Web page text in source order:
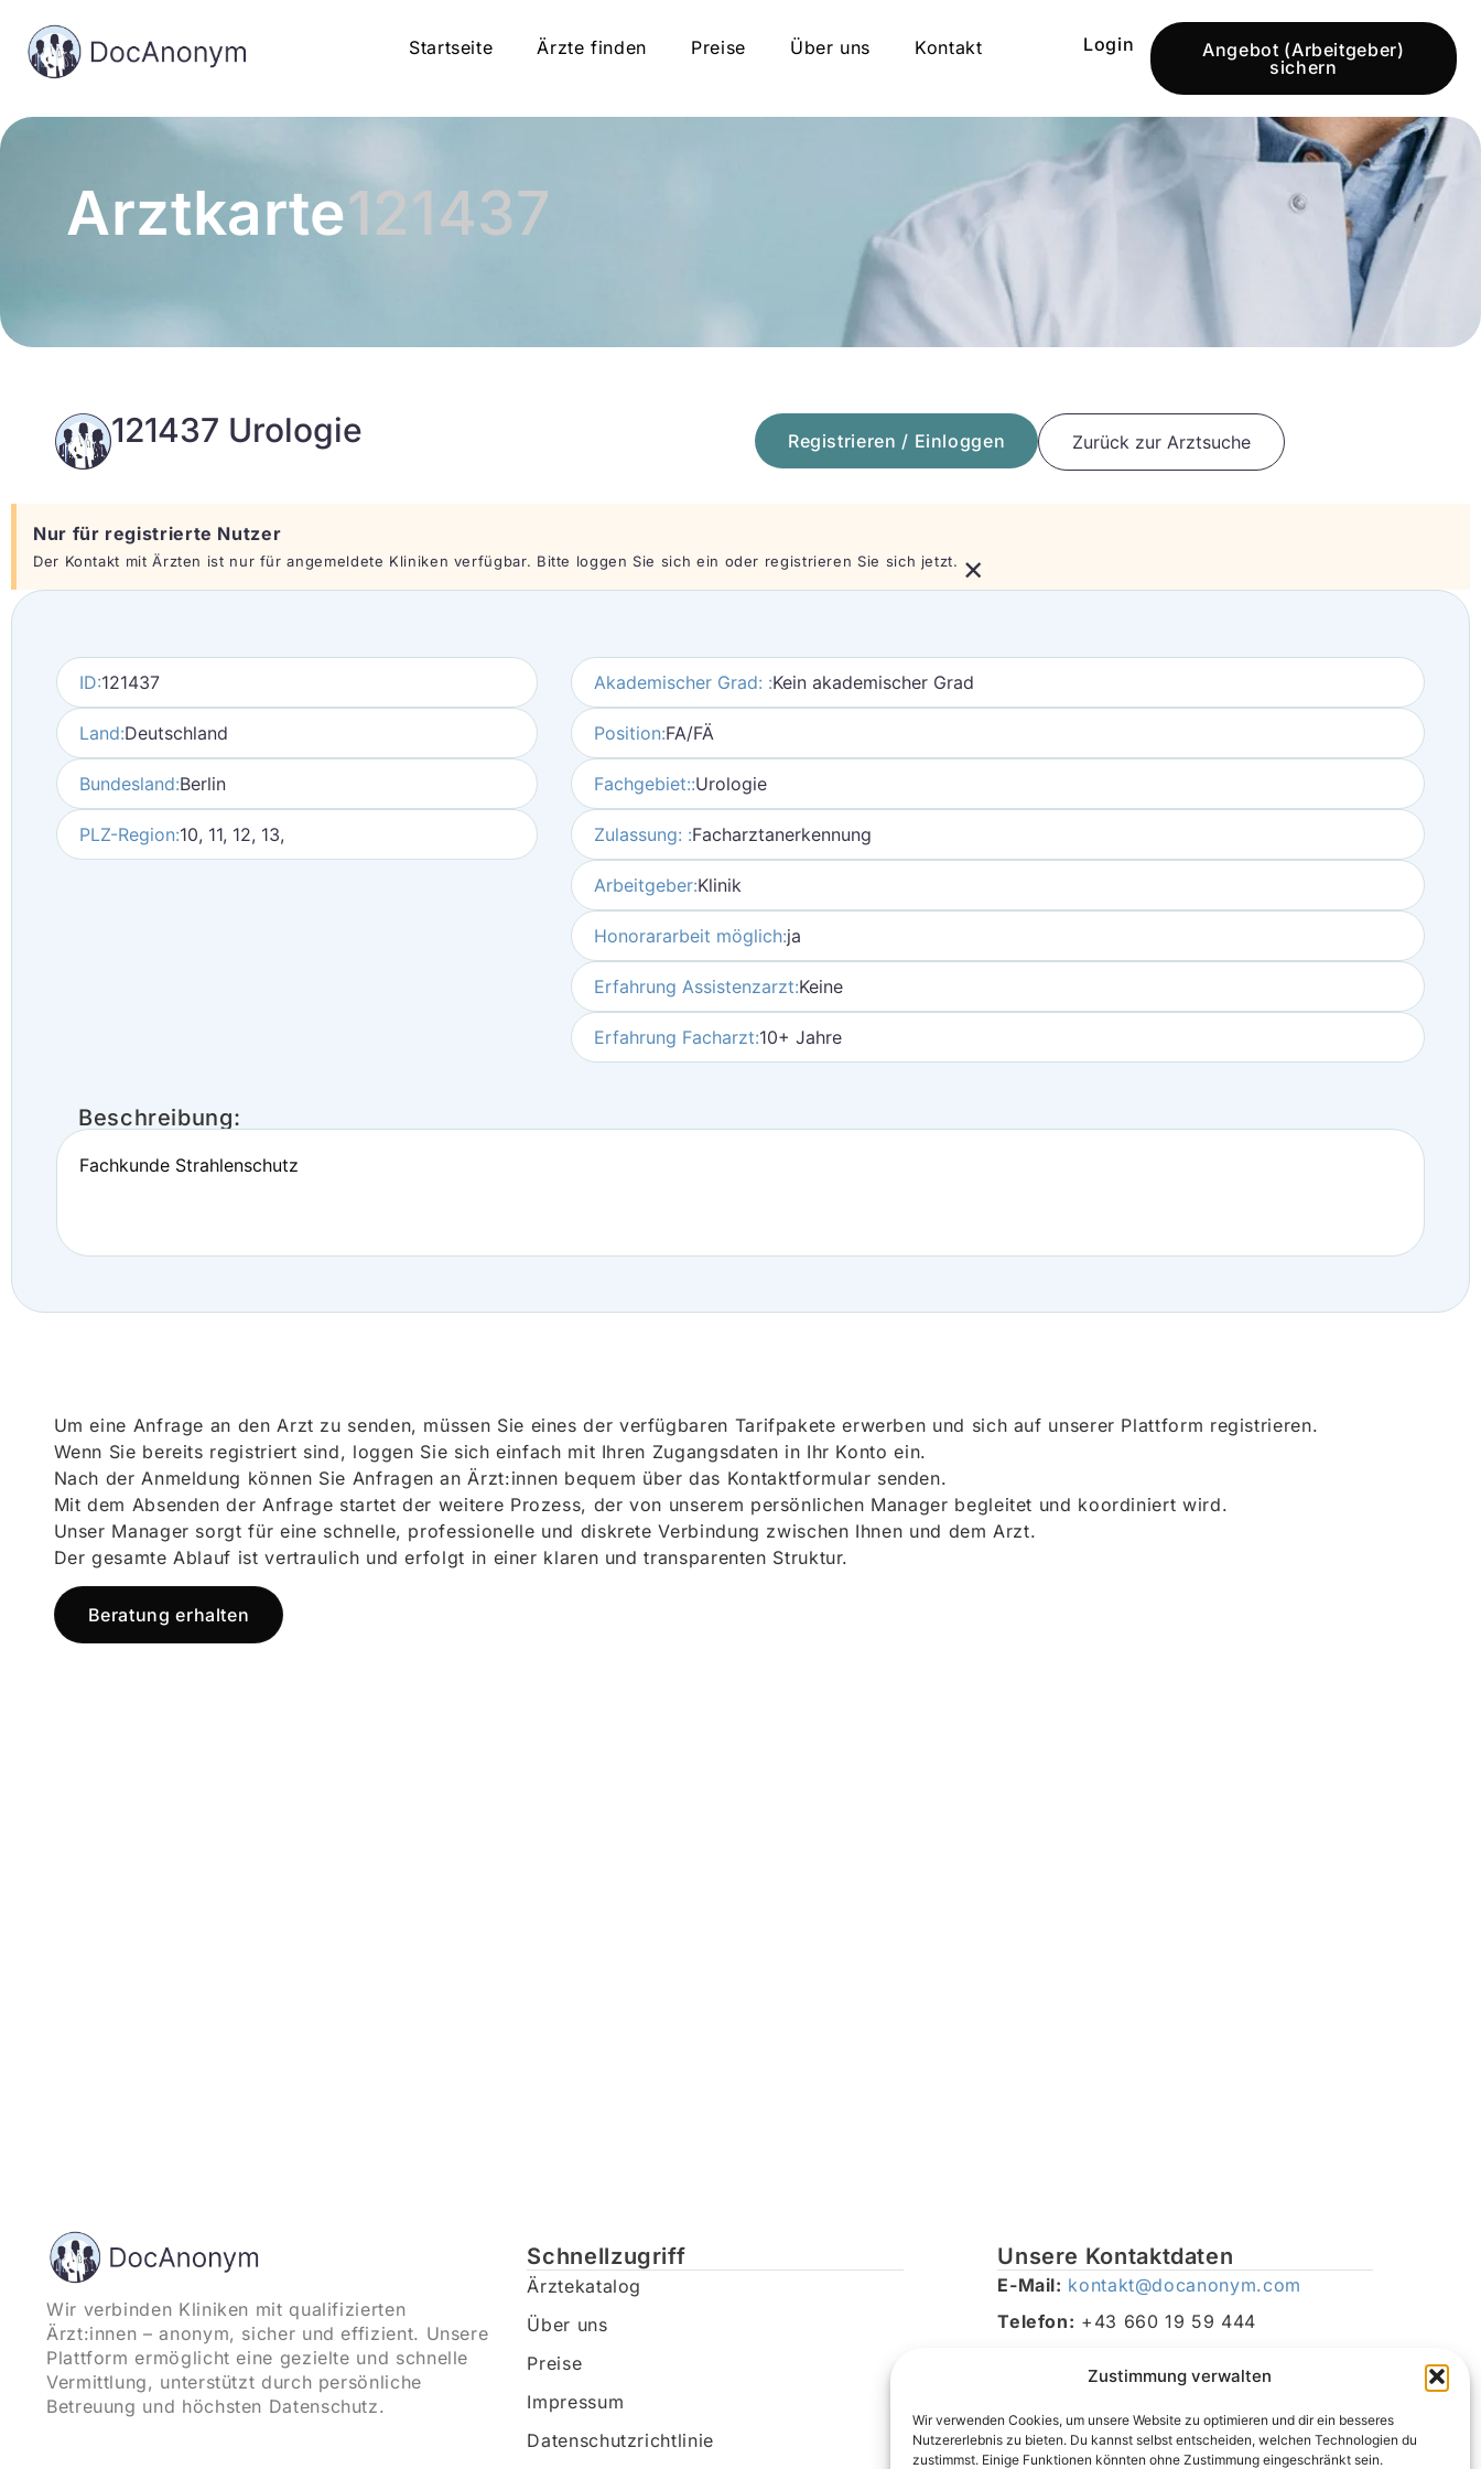
Zustimmung verwalten
Wir verwenden Cookies, um unsere Website zu optimieren und dir ein besseres
Nutzererlebnis zu bieten. Du kannst selbst entscheiden, welchen Technologien du
zustimmst. Einige Funktionen könnten ohne Zustimmung eingeschränkt sein.
Startseite Ärzte finden Preise Über uns Kontakt Login
Angebot (Arbeitgeber)
sichern
Arztkarte121437
121437 Urologie Registrieren / Einloggen Zurück zur Arztsuche
Nur für registrierte Nutzer
Der Kontakt mit Ärzten ist nur für angemeldete Kliniken verfügbar. Bitte loggen Sie sich ein oder registrieren Sie sich jetzt. ×
ID:121437
Land:Deutschland
Bundesland:Berlin
PLZ-Region:10, 11, 12, 13,
Akademischer Grad: :Kein akademischer Grad
Position:FA/FÄ
Fachgebiet::Urologie
Zulassung: :Facharztanerkennung
Arbeitgeber:Klinik
Honorararbeit möglich:ja
Erfahrung Assistenzarzt:Keine
Erfahrung Facharzt:10+ Jahre
Beschreibung:
Fachkunde Strahlenschutz
Um eine Anfrage an den Arzt zu senden, müssen Sie eines der verfügbaren Tarifpakete erwerben und sich auf unserer Plattform registrieren.
Wenn Sie bereits registriert sind, loggen Sie sich einfach mit Ihren Zugangsdaten in Ihr Konto ein.
Nach der Anmeldung können Sie Anfragen an Ärzt:innen bequem über das Kontaktformular senden.
Mit dem Absenden der Anfrage startet der weitere Prozess, der von unserem persönlichen Manager begleitet und koordiniert wird.
Unser Manager sorgt für eine schnelle, professionelle und diskrete Verbindung zwischen Ihnen und dem Arzt.
Der gesamte Ablauf ist vertraulich und erfolgt in einer klaren und transparenten Struktur.
Beratung erhalten
Wir verbinden Kliniken mit qualifizierten
Ärzt:innen – anonym, sicher und effizient. Unsere
Plattform ermöglicht eine gezielte und schnelle
Vermittlung, unterstützt durch persönliche
Betreuung und höchsten Datenschutz.
Schnellzugriff
Ärztekatalog
Über uns
Preise
Impressum
Datenschutzrichtlinie
Unsere Kontaktdaten
E-Mail: kontakt@docanonym.com
Telefon: +43 660 19 59 444
Traunsee, Österreich